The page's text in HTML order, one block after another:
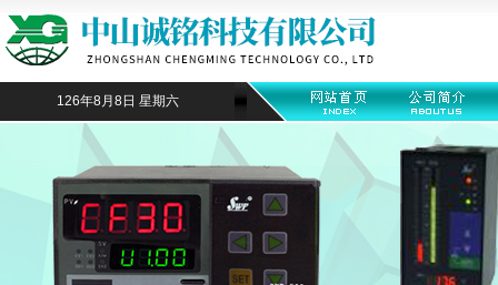
126年8月8日 星期六